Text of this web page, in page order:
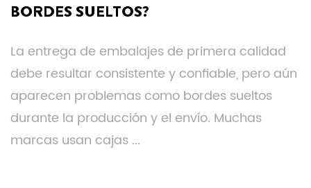
BORDES SUELTOS?
La entrega de embalajes de primera calidad
debe resultar consistente y confiable, pero aún
aparecen problemas como bordes sueltos
durante la producción y el envío. Muchas
marcas usan cajas ...